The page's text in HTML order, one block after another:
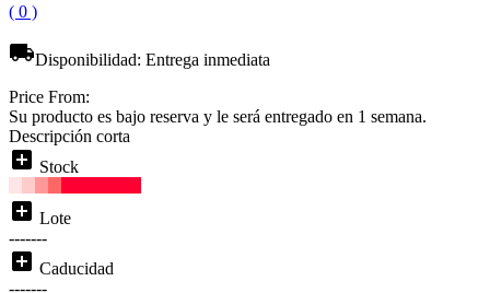
( 0 )
local_shippingDisponibilidad: Entrega inmediata
Price From:
Su producto es bajo reserva y le será entregado en 1 semana.
Descripción corta
add_box Stock
add_box Lote
-------
add_box Caducidad
-------